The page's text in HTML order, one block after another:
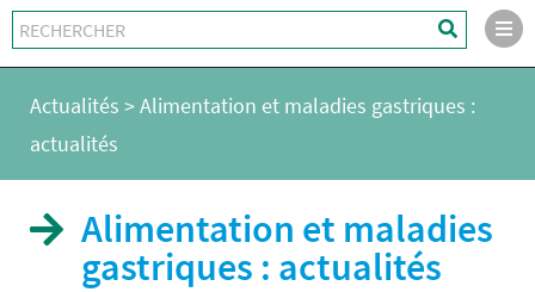
Actualités >Alimentation et maladies gastriques :
actualités
Alimentation et maladies
gastriques : actualités